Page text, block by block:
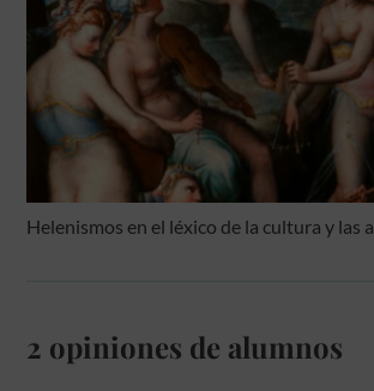
Helenismos en el léxico de la cultura y las
2 opiniones de alumnos